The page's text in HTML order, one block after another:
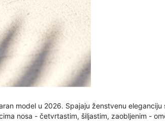
model u 2026. Spajaju ženstvenu eleganciju
nosa - četvrtastim, šiljastim, zaobljenim -